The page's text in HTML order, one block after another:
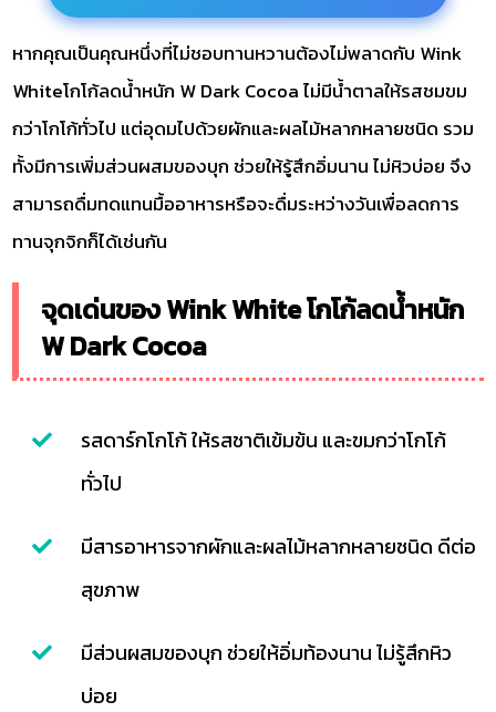
หากคุณเป็นคุณหนึ่งที่ไม่ชอบทานหวานต้องไม่พลาดกับ Wink
Whiteโกโก้ลดน้ำหนัก W Dark Cocoa ไม่มีน้ำตาลให้รสชมขม
กว่าโกโก้ทั่วไป แต่อุดมไปด้วยผักและผลไม้หลากหลายชนิด รวม
ทั้งมีการเพิ่มส่วนผสมของบุก ช่วยให้รู้สึกอิ่มนาน ไม่หิวบ่อย จึง
สามารถดื่มทดแทนมื้ออาหารหรือจะดื่มระหว่างวันเพื่อลดการ
ทานจุกจิกก็ได้เช่นกัน
จุดเด่นของ Wink White โกโก้ลดน้ำหนัก
W Dark Cocoa
รสดาร์กโกโก้ ให้รสชาติเข้มข้น และขมกว่าโกโก้
ทั่วไป
มีสารอาหารจากผักและผลไม้หลากหลายชนิด ดีต่อ
สุขภาพ
มีส่วนผสมของบุก ช่วยให้อิ่มท้องนาน ไม่รู้สึกหิว
บ่อย